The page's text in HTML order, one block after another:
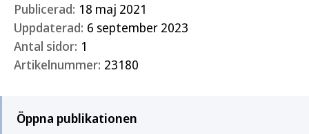
Publicerad: 18 maj 2021
Uppdaterad: 6 september 2023
Antal sidor: 1
Artikelnummer: 23180
Öppna publikationen